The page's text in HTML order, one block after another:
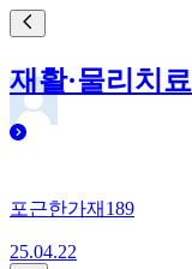
재활·물리치료
포근한가재189
25.04.22